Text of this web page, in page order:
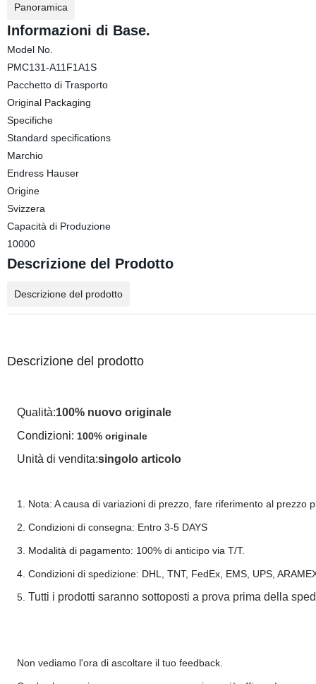
Panoramica
Informazioni di Base.
Model No.
PMC131-A11F1A1S
Pacchetto di Trasporto
Original Packaging
Specifiche
Standard specifications
Marchio
Endress Hauser
Origine
Svizzera
Capacità di Produzione
10000
Descrizione del Prodotto
Descrizione del prodotto
Descrizione del prodotto
Qualità:100% nuovo originale
Condizioni: 100% originale
Unità di vendita:singolo articolo
1. Nota: A causa di variazioni di prezzo, fare riferimento al prezzo
2. Condizioni di consegna: Entro 3-5 DAYS
3. Modalità di pagamento: 100% di anticipo via T/T.
4. Condizioni di spedizione: DHL, TNT, FedEx, EMS, UPS,
5. Tutti i prodotti saranno sottoposti a prova prima della
Non vediamo l'ora di ascoltare il tuo feedback.